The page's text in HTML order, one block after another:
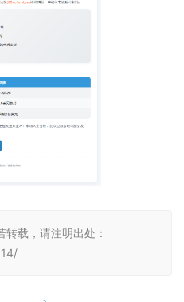
载，请注明出处：